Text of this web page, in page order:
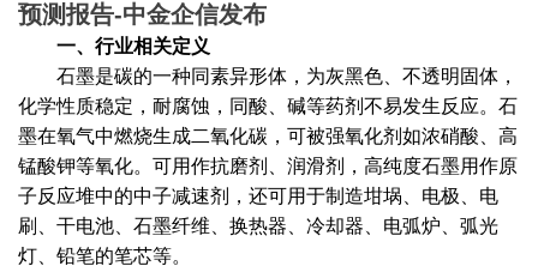
预测报告-中金企信发布
一、行业相关定义
石墨是碳的一种同素异形体，为灰黑色、不透明固体，
化学性质稳定，耐腐蚀，同酸、碱等药剂不易发生反应。石
墨在氧气中燃烧生成二氧化碳，可被强氧化剂如浓硝酸、高
锰酸钾等氧化。可用作抗磨剂、润滑剂，高纯度石墨用作原
子反应堆中的中子减速剂，还可用于制造坩埚、电极、电
刷、干电池、石墨纤维、换热器、冷却器、电弧炉、弧光
灯、铅笔的笔芯等。